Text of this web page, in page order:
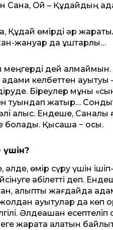
Сана, Ой – Құдайдың
Құдай өмірді әр
жануар да құштарлы…
меңгерді дей
келбеттен ауытқуы
Біреулер мұны
туындап жатыр…
алыс. Ендеше, Саналы
Қысқаша − осы.
үшін?
өмір сүру үшін
қабілетті деп.
қалыпты жағдайда
ауытқулар да көп
Әлдеқашан
жарата алатын